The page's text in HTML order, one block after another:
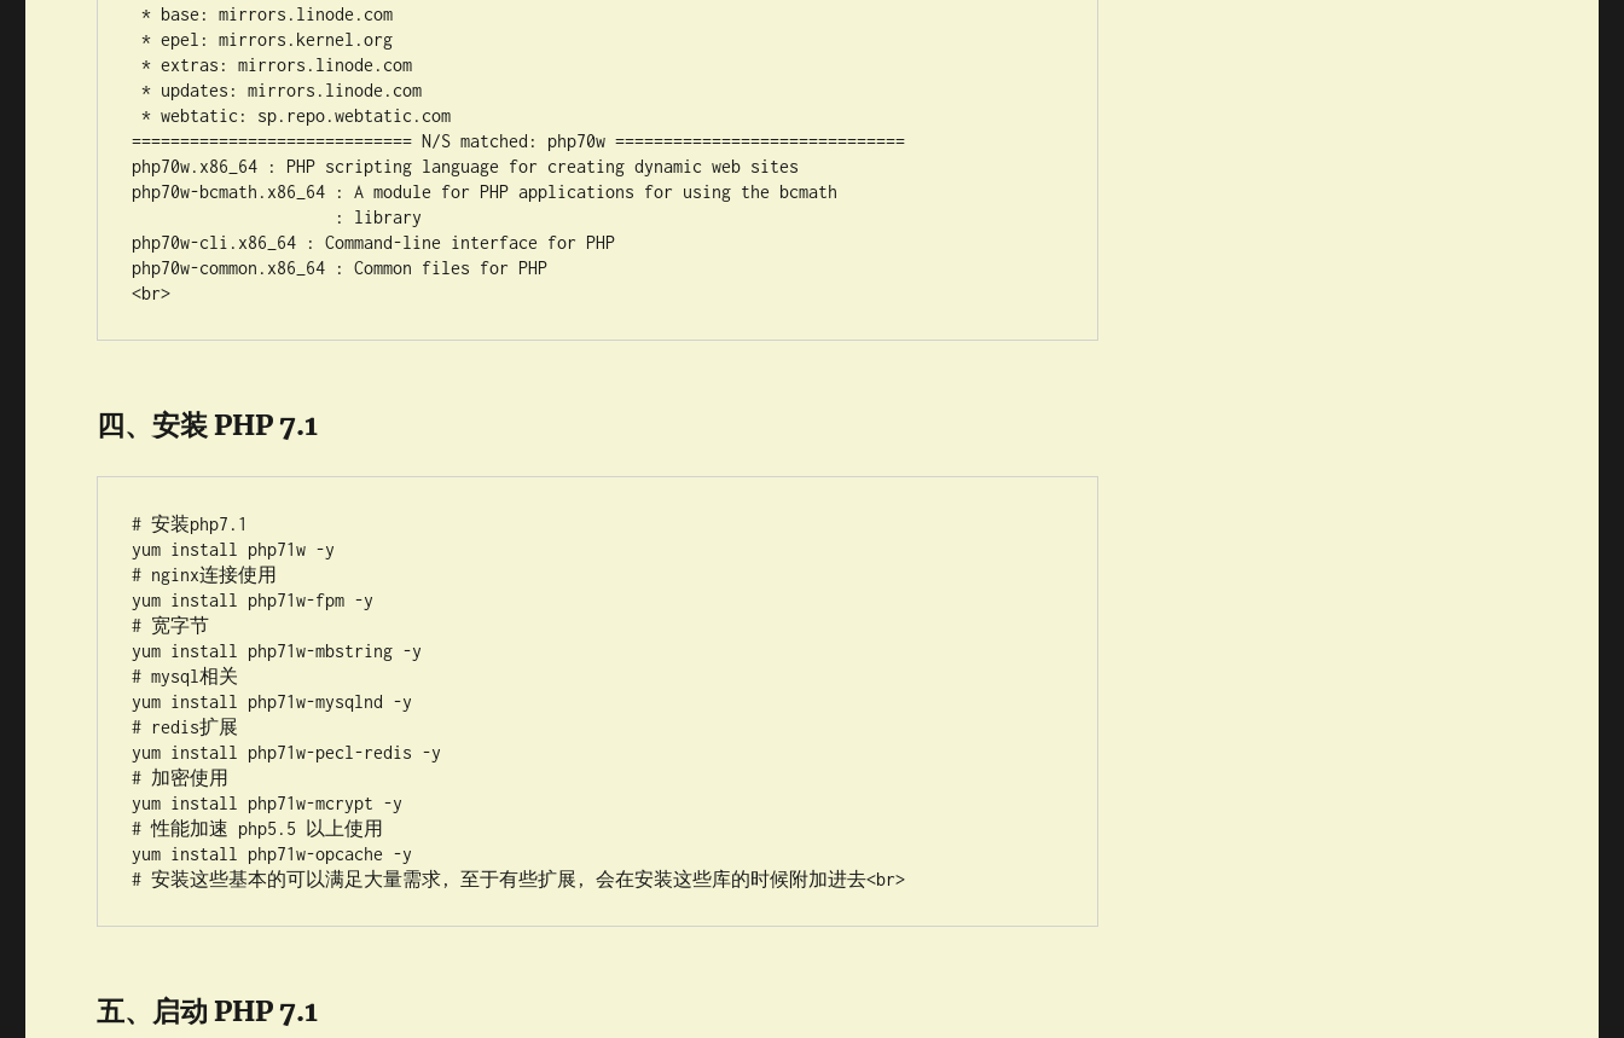
* base: mirrors.linode.com
* epel: mirrors.kernel.org
* extras: mirrors.linode.com
* updates: mirrors.linode.com
* webtatic: sp.repo.webtatic.com
============================= N/S matched: php70w ==============================
php70w.x86_64 : PHP scripting language for creating dynamic web sites
php70w-bcmath.x86_64 : A module for PHP applications for using the bcmath
php70w-cli.x86_64 : Command-line interface for PHP
php70w-common.x86_64 : Common files for PHP
<br>
四、安装 PHP 7.1
# 安装php7.1
yum install php71w -y
# nginx连接使用
yum install php71w-fpm -y
# 宽字节
yum install php71w-mbstring -y
# mysql相关
yum install php71w-mysqlnd -y
# redis扩展
yum install php71w-pecl-redis -y
# 加密使用
yum install php71w-mcrypt -y
# 性能加速 php5.5 以上使用
yum install php71w-opcache -y
# 安装这些基本的可以满足大量需求, 至于有些扩展, 会在安装这些库的时候附加进去<br>
五、启动 PHP 7.1